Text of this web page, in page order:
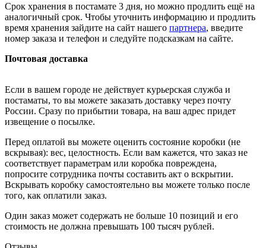
Срок хранения в постамате 3 дня, но можно продлить ещё на
аналогичный срок. Чтобы уточнить информацию и продлить
время хранения зайдите на сайт нашего партнера, введите
номер заказа и телефон и следуйте подсказкам на сайте.
Почтовая доставка
Если в вашем городе не действует курьерская служба и
постаматы, то вы можете заказать доставку через почту
России. Сразу по прибытии товара, на ваш адрес придет
извещение о посылке.
Перед оплатой вы можете оценить состояние коробки (не
вскрывая): вес, целостность. Если вам кажется, что заказ не
соответствует параметрам или коробка повреждена,
попросите сотрудника почты составить акт о вскрытии.
Вскрывать коробку самостоятельно вы можете только после
того, как оплатили заказ.
Один заказ может содержать не больше 10 позиций и его
стоимость не должна превышать 100 тысяч рублей.